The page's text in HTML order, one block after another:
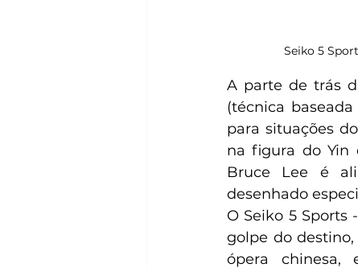
Seiko 5
A parte de trás
(técnica
para situações
na figura do Yin
Bruce Lee é
desenhado
O Seiko 5
golpe do
ópera